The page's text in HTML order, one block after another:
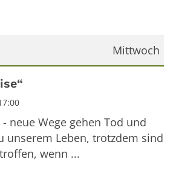
Mittwoch
neue Wege gehen Tod und
unserem Leben, trotzdem sind
wenn ...